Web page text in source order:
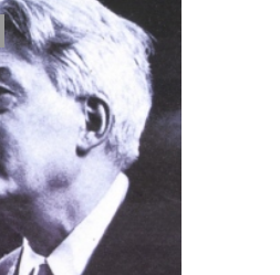
TUTTO